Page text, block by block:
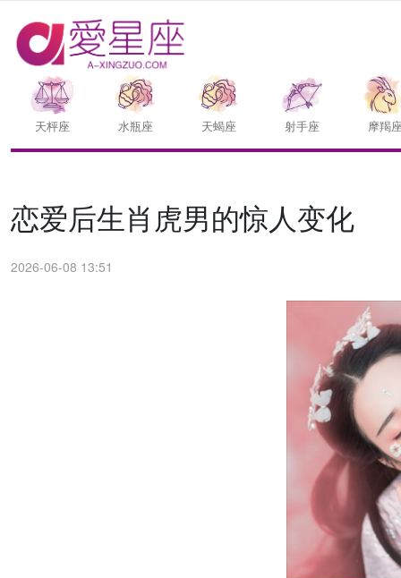
天枰座 水瓶座 天蝎座 射手座 摩羯
恋爱后生肖虎男的惊人变化
2026-06-08 13:51